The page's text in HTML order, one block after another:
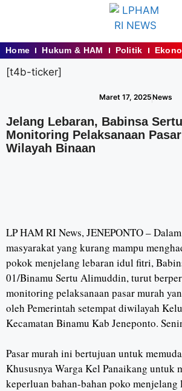
Home Hukum & HAM Politik
[t4b-ticker]
Maret 17, 2025News
Jelang Lebaran, Babinsa
Monitoring Pelaksanaan
Wilayah Binaan
LP HAM RI News, JENEPONTO –
masyarakat yang kurang mampu
pokok menjelang lebaran idul fitri,
01/Binamu Sertu Alimuddin, turut
monitoring pelaksanaan pasar murah
oleh Pemerintah setempat diwilayah
Kecamatan Binamu Kab Jeneponto.
Pasar murah ini bertujuan untuk
Khususnya Warga Kel Panaikang untuk
keperluan bahan-bahan poko